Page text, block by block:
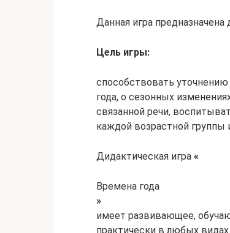
Данная игра
Цель игры:
способствовать
года, о сезонных
связанной речи,
каждой возрастной группы
Дидактическая игра «
Времена года
»
имеет развивающее,
практически в любых видах